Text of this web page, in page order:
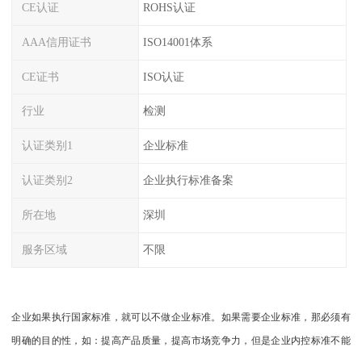
CE认证 ROHS认证
AAA信用证书 ISO14001体系
CE证书 ISO认证
行业 检测
认证类别1 企业标准
认证类别2 企业执行标准备案
所在地 深圳
服务区域 不限
企业如果执行国家标准，就可以不做企业标准。如果需要企业标准，那必须有
明确的目的性，如：提高产品质量，提高市场竞争力，但是企业内控标准不能